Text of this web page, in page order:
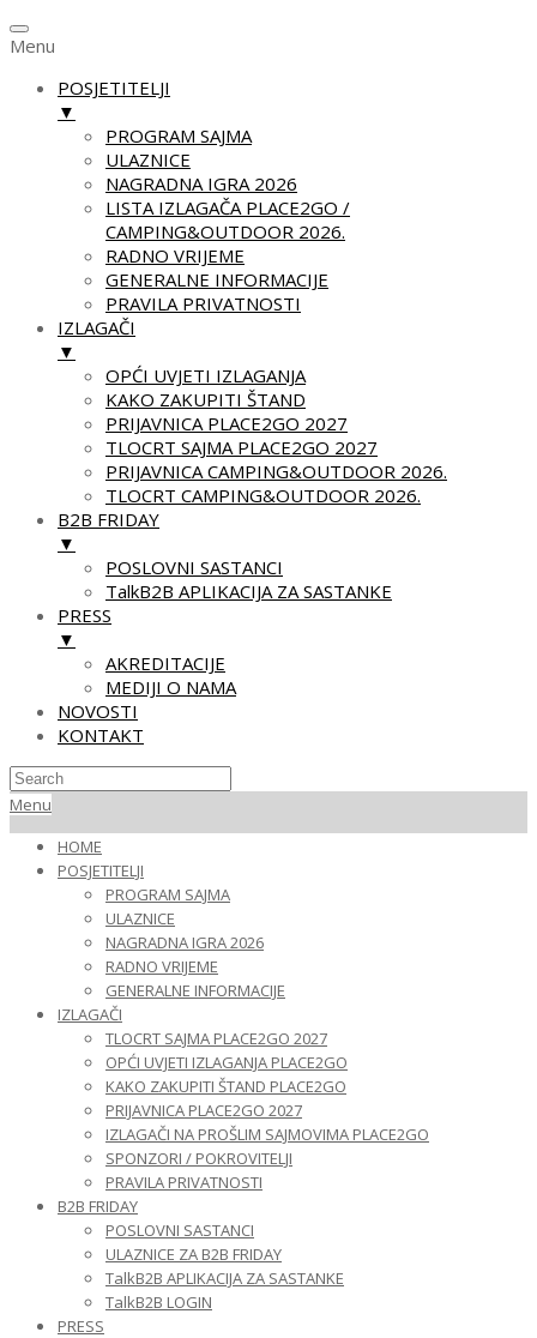
Menu
POSJETITELJI
▼
PROGRAM SAJMA
ULAZNICE
NAGRADNA IGRA 2026
LISTA IZLAGAČA PLACE2GO /
CAMPING&OUTDOOR 2026.
RADNO VRIJEME
GENERALNE INFORMACIJE
PRAVILA PRIVATNOSTI
IZLAGAČI
▼
OPĆI UVJETI IZLAGANJA
KAKO ZAKUPITI ŠTAND
PRIJAVNICA PLACE2GO 2027
TLOCRT SAJMA PLACE2GO 2027
PRIJAVNICA CAMPING&OUTDOOR 2026.
TLOCRT CAMPING&OUTDOOR 2026.
B2B FRIDAY
▼
POSLOVNI SASTANCI
TalkB2B APLIKACIJA ZA SASTANKE
PRESS
▼
AKREDITACIJE
MEDIJI O NAMA
NOVOSTI
KONTAKT
Skip
content
Primary
Menu
Menu
HOME
POSJETITELJI
PROGRAM SAJMA
ULAZNICE
NAGRADNA IGRA 2026
RADNO VRIJEME
GENERALNE INFORMACIJE
IZLAGAČI
TLOCRT SAJMA PLACE2GO 2027
OPĆI UVJETI IZLAGANJA PLACE2GO
KAKO ZAKUPITI ŠTAND PLACE2GO
PRIJAVNICA PLACE2GO 2027
IZLAGAČI NA PROŠLIM SAJMOVIMA PLACE2GO
SPONZORI / POKROVITELJI
PRAVILA PRIVATNOSTI
B2B FRIDAY
POSLOVNI SASTANCI
ULAZNICE ZA B2B FRIDAY
TalkB2B APLIKACIJA ZA SASTANKE
TalkB2B LOGIN
PRESS